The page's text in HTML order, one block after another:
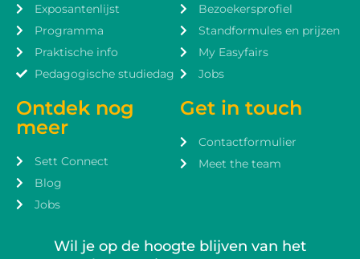
Exposantenlijst
Programma
Praktische info
Pedagogische studiedag
Ontdek nog
meer
Sett Connect
Blog
Jobs
Bezoekersprofiel
Standformules en prijzen
My Easyfairs
Jobs
Get in touch
Contactformulier
Meet the team
Wil je op de hoogte blijven van het